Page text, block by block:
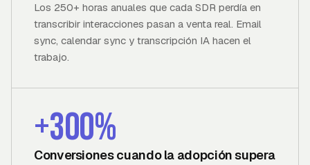
Los 250+ horas anuales que cada SDR perdía en
transcribir interacciones pasan a venta real. Email
sync, calendar sync y transcripción IA hacen el
trabajo.
+300%
Conversiones cuando la adopción supera